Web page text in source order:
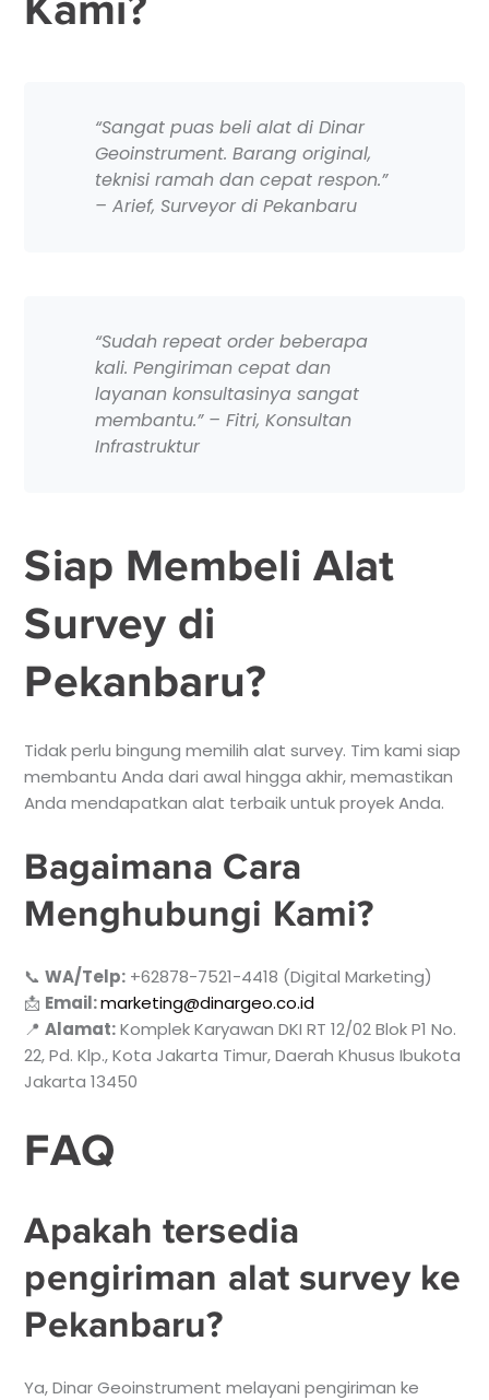
“Sangat puas beli alat di Dinar
Geoinstrument. Barang original,
teknisi ramah dan cepat respon.”
– Arief, Surveyor di Pekanbaru
“Sudah repeat order beberapa
kali. Pengiriman cepat dan
layanan konsultasinya sangat
membantu.” – Fitri, Konsultan
Infrastruktur
Siap Membeli Alat
Survey di
Pekanbaru?
Tidak perlu bingung memilih alat survey. Tim kami siap
membantu Anda dari awal hingga akhir, memastikan
Anda mendapatkan alat terbaik untuk proyek Anda.
Bagaimana Cara
Menghubungi Kami?
📞WA/Telp: +62878-7521-4418 (Digital Marketing)
📩 Email:marketing@dinargeo.co.id
📍Alamat:Komplek Karyawan DKI RT 12/02 Blok P1 No.
22, Pd. Klp., Kota Jakarta Timur, Daerah Khusus Ibukota
Jakarta 13450
FAQ
Apakah tersedia
pengiriman alat survey ke
Pekanbaru?
Ya, Dinar Geoinstrument melayani pengiriman ke